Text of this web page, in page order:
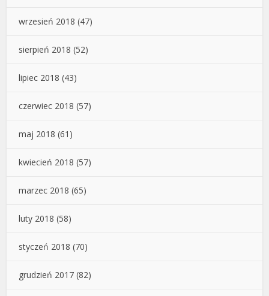
wrzesień 2018 (47)
sierpień 2018 (52)
lipiec 2018 (43)
czerwiec 2018 (57)
maj 2018 (61)
kwiecień 2018 (57)
marzec 2018 (65)
luty 2018 (58)
styczeń 2018 (70)
grudzień 2017 (82)